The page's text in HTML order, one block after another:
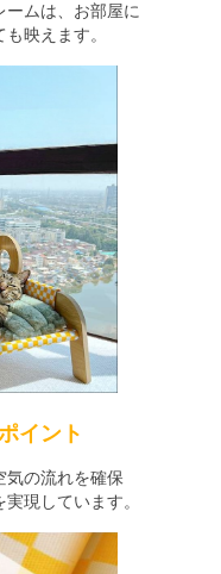
ムは、お部屋に
映えます。
イント
気の流れを確保
現しています。